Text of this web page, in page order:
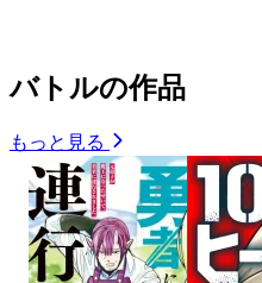
バトルの作品
もっと見る